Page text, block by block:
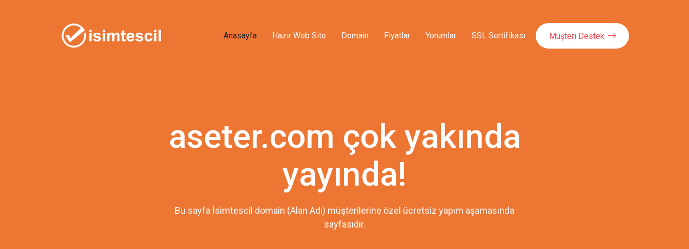
Anasayfa Hazır Web Site Domain Fiyatlar Yorumlar SSL Sertifikası Müşteri Destek
aseter.com çok yakında
yayında!
Bu sayfa İsimtescil domain (Alan Adı) müşterilerine özel ücretsiz yapım aşamasında
sayfasıdır.